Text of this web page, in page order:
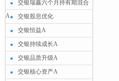
交银瑞鑫六个月持有期混合
A
交银股息优化
交银恒益A
交银持续成长A
交银品质升级A
交银核心资产A